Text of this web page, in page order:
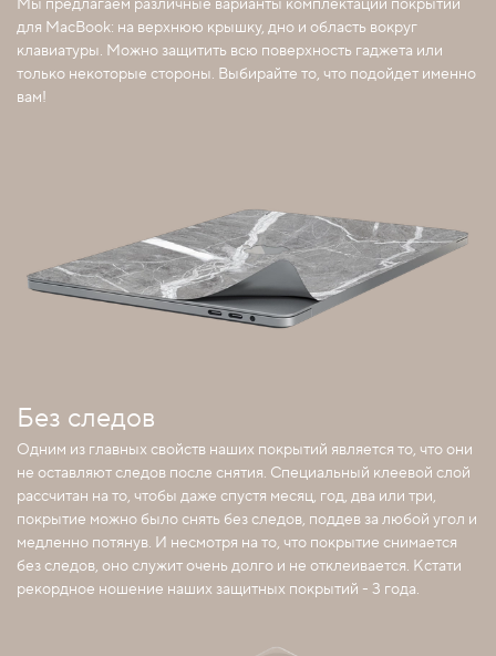
Мы предлагаем различные варианты комплектации покрытий
для MacBook: на верхнюю крышку, дно и область вокруг
клавиатуры. Можно защитить всю поверхность гаджета или
только некоторые стороны. Выбирайте то, что подойдет именно
вам!
Без следов
Одним из главных свойств наших покрытий является то, что они
не оставляют следов после снятия. Специальный клеевой слой
рассчитан на то, чтобы даже спустя месяц, год, два или три,
покрытие можно было снять без следов, поддев за любой угол и
медленно потянув. И несмотря на то, что покрытие снимается
без следов, оно служит очень долго и не отклеивается. Кстати
рекордное ношение наших защитных покрытий - 3 года.